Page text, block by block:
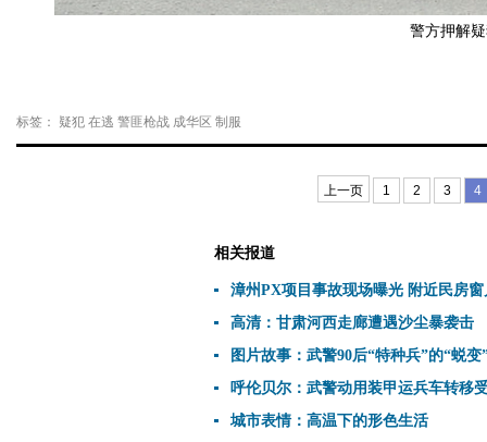
警方押解
标签： 疑犯 在逃 警匪枪战 成华区 制服
上一页 1 2 3 4
相关报道
漳州PX项目事故现场曝光 附近民房窗
高清：甘肃河西走廊遭遇沙尘暴袭击
图片故事：武警90后“特种兵”的“蜕变
呼伦贝尔：武警动用装甲运兵车转移
城市表情：高温下的形色生活